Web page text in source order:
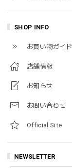
SHOP INFO
お買い物ガイド
店舗情報
お知らせ
お問い合わせ
Official Site
NEWSLETTER